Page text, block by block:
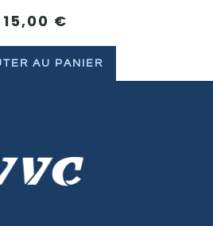
15,00 €
AU PANIER